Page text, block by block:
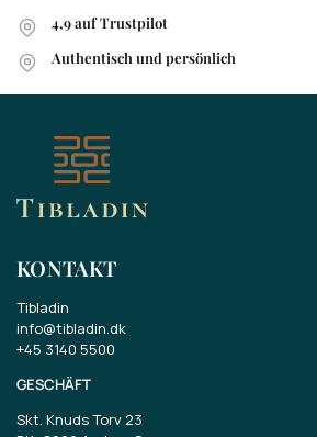
4,9 auf Trustpilot
Authentisch und persönlich
KONTAKT
Tibladin
info@tibladin.dk
+45 3140 5500
GESCHÄFT
Skt. Knuds Torv 23